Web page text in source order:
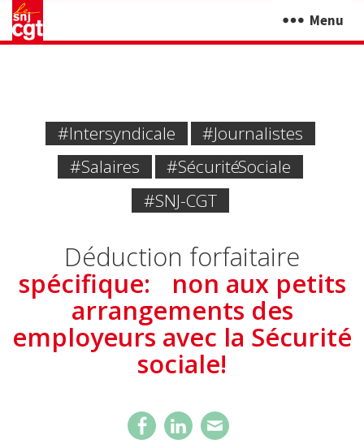
Menu
#intersyndicale
#journalistes
#Salaires
#Sécurité Sociale
#SNJ-CGT
Déduction forfaitaire
spécifique: non aux petits
arrangements des
employeurs avec la Sécurité
sociale!